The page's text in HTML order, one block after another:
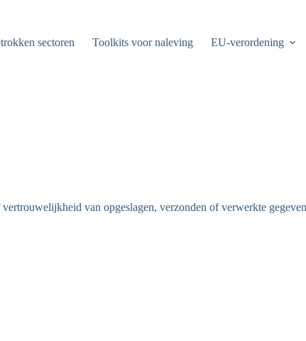
sectoren Toolkits voor naleving EU-verordening
van opgeslagen, verzonden of verwerkte